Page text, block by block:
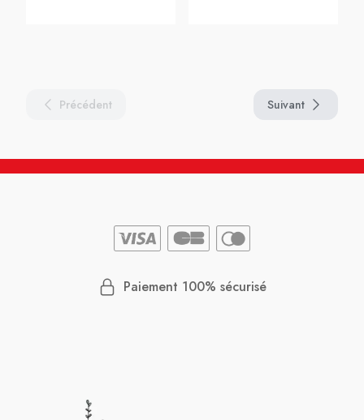
Précédent Suivant
Paiement 100% sécurisé